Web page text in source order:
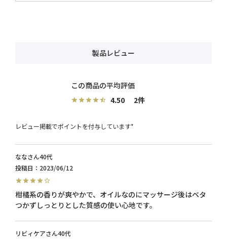
製品レビュー
4.50 2
レビュー掲載でポイントを付与しています*
なな
40代
投稿日
2023/06/12
柑橘系の香りが爽やかで、オイルなのにマッサージ後はベタ
つかずしっとりとした質感の使い心地です。
リビィケア
40代